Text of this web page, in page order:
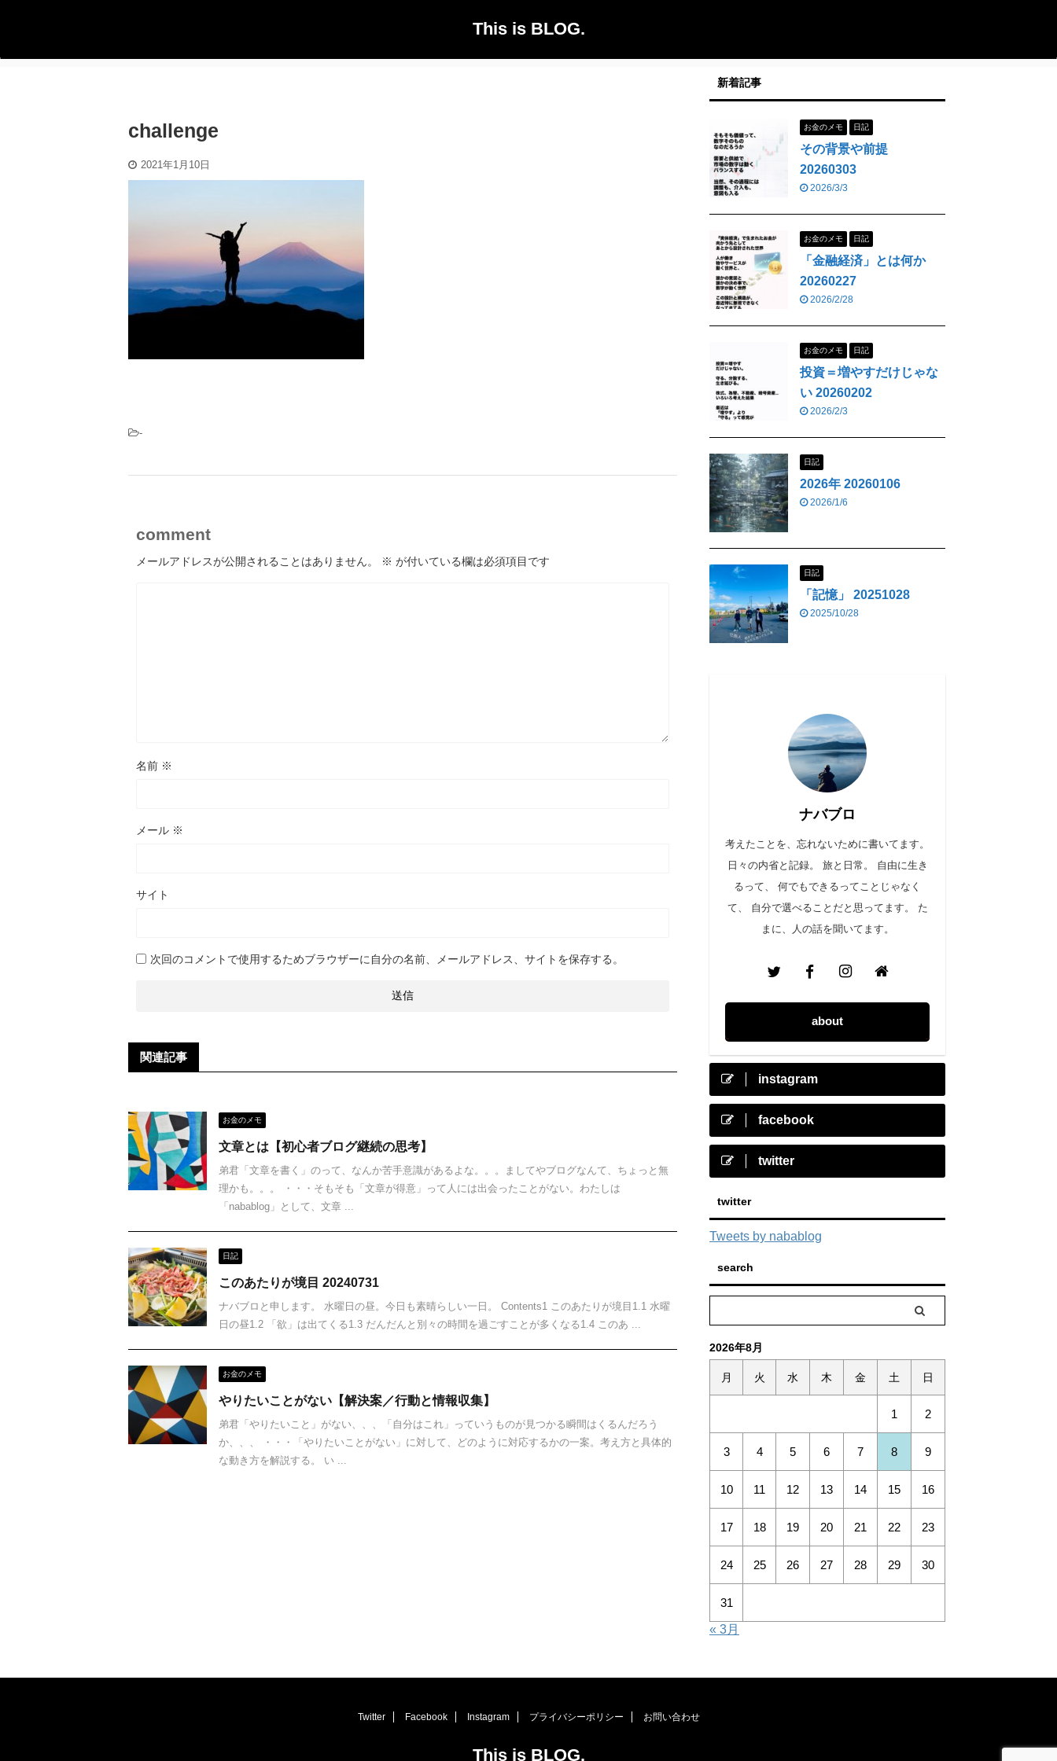
This is BLOG.
challenge
2021年1月10日
-
comment
メールアドレスが公開されることはありません。 ※ が付いている欄は必須項目です
名前 ※
メール ※
サイト
次回のコメントで使用するためブラウザーに自分の名前、メールアドレス、サイトを保存する。
関連記事
お金のメモ
文章とは【初心者ブログ継続の思考】
弟君「文章を書く」のって、なんか苦手意識があるよな。。。ましてやブログなんて、ちょっと無
理かも。。。 ・・・そもそも「文章が得意」って人には出会ったことがない。わたしは
「nabablog」として、文章 ...
日記
このあたりが境目 20240731
ナバブロと申します。 水曜日の昼。今日も素晴らしい一日。 Contents1 このあたりが境目1.1 水曜
日の昼1.2 「欲」は出てくる1.3 だんだんと別々の時間を過ごすことが多くなる1.4 このあ ...
お金のメモ
やりたいことがない【解決案／行動と情報収集】
弟君「やりたいこと」がない、、、「自分はこれ」っていうものが見つかる瞬間はくるんだろう
か、、、 ・・・「やりたいことがない」に対して、どのように対応するかの一案。考え方と具体的
な動き方を解説する。 い ...
新着記事
お金のメモ 日記
その背景や前提
20260303
2026/3/3
お金のメモ 日記
「金融経済」とは何か
20260227
2026/2/28
お金のメモ 日記
投資＝増やすだけじゃな
い 20260202
2026/2/3
日記
2026年 20260106
2026/1/6
日記
「記憶」 20251028
2025/10/28
ナバブロ
考えたことを、忘れないために書いてます。
日々の内省と記録。 旅と日常。 自由に生き
るって、 何でもできるってことじゃなく
て、 自分で選べることだと思ってます。 た
まに、人の話を聞いてます。
about
instagram
facebook
twitter
twitter
Tweets by nabablog
search
2026年8月
月 火 水 木 金 土 日
1 2
3 4 5 6 7 8 9
10 11 12 13 14 15 16
17 18 19 20 21 22 23
24 25 26 27 28 29 30
31
« 3月
Twitter Facebook Instagram プライバシーポリシー お問い合わせ
This is BLOG.